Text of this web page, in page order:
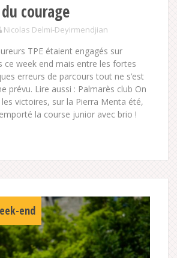
courage
Nicolas Delmi-Deyirmendjian
TPE étaient engagés sur
ce week end mais entre les fortes
erreurs de parcours tout ne s’est
prévu. Lire aussi : Palmarès club On
victoires, sur la Pierra Menta été,
la course junior avec brio !
end